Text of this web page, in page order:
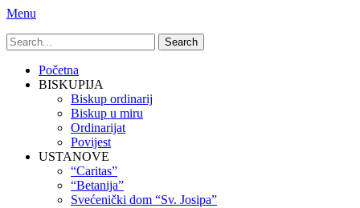
Menu
Search
for:
Primary
Menu
Skip
Početna
BISKUPIJA
Biskup ordinarij
Biskup u miru
Ordinarijat
Povijest
USTANOVE
“Caritas”
“Betanija”
Svećenički dom “Sv. Josipa”